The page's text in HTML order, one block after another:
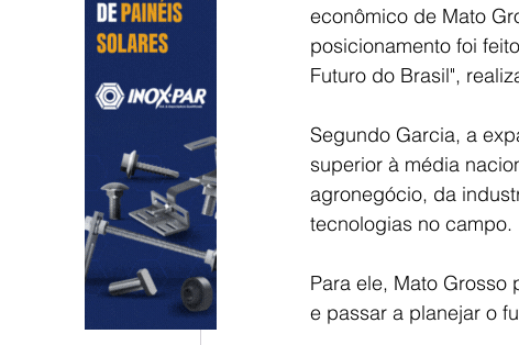
econômico de Mato
posicionamento foi
Futuro do Brasil",
Segundo Garcia, a
superior à média
agronegócio, da
tecnologias no campo.
Para ele, Mato
e passar a planejar o